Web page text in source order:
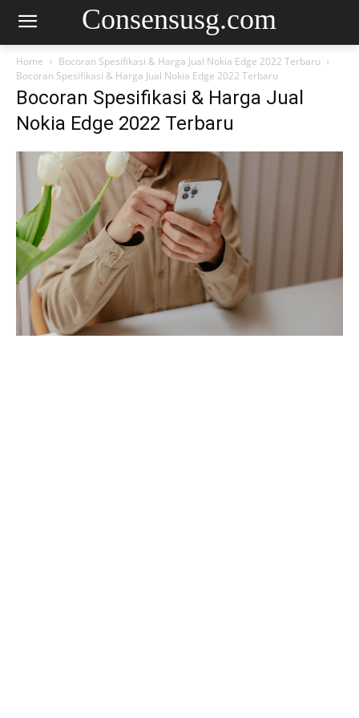
Consensusg.com
Home
Bocoran Spesifikasi & Harga Jual Nokia Edge 2022 Terbaru
Bocoran Spesifikasi & Harga Jual Nokia Edge 2022 Terbaru
Bocoran Spesifikasi & Harga Jual
Nokia Edge 2022 Terbaru